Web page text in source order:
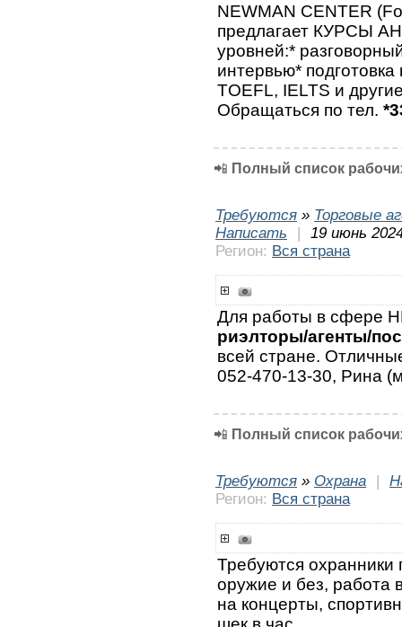
NEWMAN CENTER
предлагает КУРСЫ
уровней:*
интервью* подготовка
TOEFL, IELTS и
Обращаться по тел.
📲 Полный список
Требуются » Торговые
Написать
|
19 июнь
Регион: Вся страна
Для работы в сфере
риэлторы/агенты/
всей стране.
052-470-13-30, Рина
📲 Полный список
Требуются » Охрана |
Регион: Вся страна
Требуются
оружие и без, работа
на концерты,